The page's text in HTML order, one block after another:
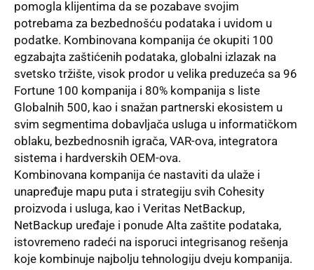
pomogla klijentima da se pozabave svojim
potrebama za bezbednošću podataka i uvidom u
podatke. Kombinovana kompanija će okupiti 100
egzabajta zaštićenih podataka, globalni izlazak na
svetsko tržište, visok prodor u velika preduzeća sa 96
Fortune 100 kompanija i 80% kompanija s liste
Globalnih 500, kao i snažan partnerski ekosistem u
svim segmentima dobavljača usluga u informatičkom
oblaku, bezbednosnih igrača, VAR-ova, integratora
sistema i hardverskih OEM-ova.
Kombinovana kompanija će nastaviti da ulaže i
unapređuje mapu puta i strategiju svih Cohesity
proizvoda i usluga, kao i Veritas NetBackup,
NetBackup uređaje i ponude Alta zaštite podataka,
istovremeno radeći na isporuci integrisanog rešenja
koje kombinuje najbolju tehnologiju dveju kompanija.